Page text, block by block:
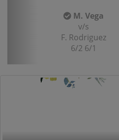
M. Vega
v/s
F. Rodriguez
6/2 6/1